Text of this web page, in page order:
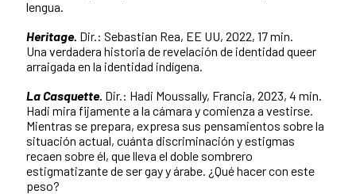
lengua.
Heritage. Dir.: Sebastian Rea, EE UU, 2022, 17 min.
Una verdadera historia de revelación de identidad queer
arraigada en la identidad indígena.
La Casquette. Dir.: Hadi Moussally, Francia, 2023, 4 min.
Hadi mira fijamente a la cámara y comienza a vestirse.
Mientras se prepara, expresa sus pensamientos sobre la
situación actual, cuánta discriminación y estigmas
recaen sobre él, que lleva el doble sombrero
estigmatizante de ser gay y árabe. ¿Qué hacer con este
peso?